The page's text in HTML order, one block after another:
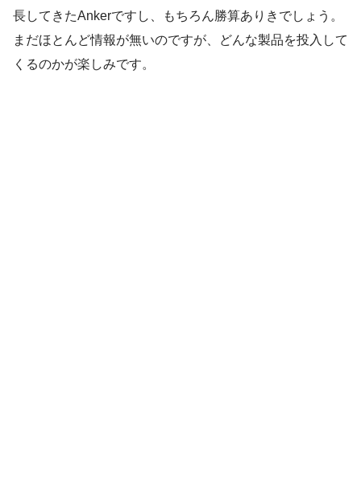
長してきたAnkerですし、もちろん勝算ありきでしょう。
まだほとんど情報が無いのですが、どんな製品を投入して
くるのかが楽しみです。